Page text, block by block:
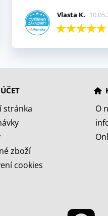
Vlasta K.
stránka
zboží
cookies
O